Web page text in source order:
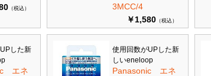
（税込）
3MCC/4
￥1,580 （税込）
した新
エネ
使用回数がUPした新
しいeneloop
Panasonic エネ